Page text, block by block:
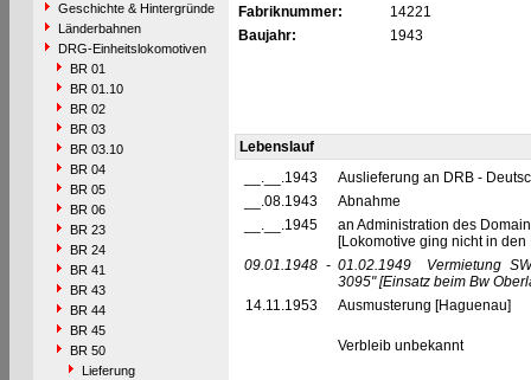
Geschichte & Hintergründe
Länderbahnen
DRG-Einheitslokomotiven
BR 01
BR 01.10
BR 02
BR 03
BR 03.10
BR 04
BR 05
BR 06
BR 23
BR 24
BR 41
BR 43
BR 44
BR 45
BR 50
Lieferung
Fabriknummer:
14221
Baujahr:
1943
Lebenslauf
__.__.1943
Auslieferung an DRB -
__.08.1943
Abnahme
__.__.1945
an Administration des
[Lokomotive ging nicht in
09.01.1948 - 01.02.1949
Vermietung
3095" [Einsatz beim Bw
14.11.1953
Ausmusterung [Haguenau]
Verbleib unbekannt